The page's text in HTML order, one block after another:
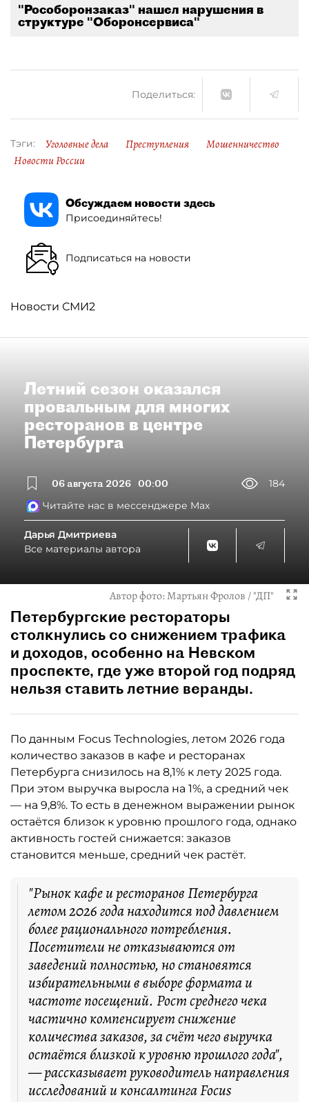
"Рособоронзаказ" нашел нарушения в
структуре "Оборонсервиса"
Поделиться:
Тэги: Уголовные дела Преступления
Мошенничество
Новости России
Обсуждаем новости здесь
Присоединяйтесь!
Подписаться на новости
Новости СМИ2
Летний сезон оказался
провальным для многих
ресторанов в центре
Петербурга
06 августа 2026 00:00
184
Читайте нас в мессенджере Max
Дарья Дмитриева
Все материалы автора
Автор фото:Мартьян Фролов / "ДП"
Петербургские рестораторы
столкнулись со снижением трафика
и доходов, особенно на Невском
проспекте, где уже второй год подряд
нельзя ставить летние веранды.
По данным Focus Technologies, летом 2026 года
количество заказов в кафе и ресторанах
Петербурга снизилось на 8,1% к лету 2025 года.
При этом выручка выросла на 1%, а средний чек
— на 9,8%. То есть в денежном выражении рынок
остаётся близок к уровню прошлого года, однако
активность гостей снижается: заказов
становится меньше, средний чек растёт.
"Рынок кафе и ресторанов Петербурга
летом 2026 года находится под давлением
более рационального потребления.
Посетители не отказываются от
заведений полностью, но становятся
избирательными в выборе формата и
частоте посещений. Рост среднего чека
частично компенсирует снижение
количества заказов, за счёт чего выручка
остаётся близкой к уровню прошлого года",
— рассказывает руководитель направления
исследований и консалтинга Focus